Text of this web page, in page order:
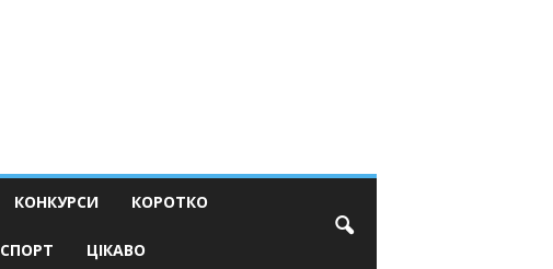
КОНКУРСИ КОРОТКО
СПОРТ ЦІКАВО